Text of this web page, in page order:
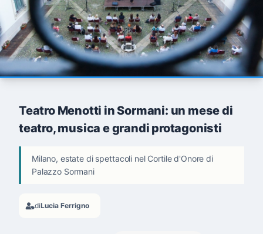
Teatro Menotti in Sormani: un mese di
teatro, musica e grandi protagonisti
Milano, estate di spettacoli nel Cortile d'Onore di
Palazzo Sormani
diLucia Ferrigno